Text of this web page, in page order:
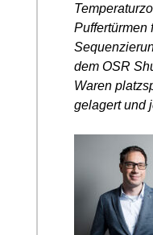
Puffertürmen
dem OSR
Waren
gelagert und